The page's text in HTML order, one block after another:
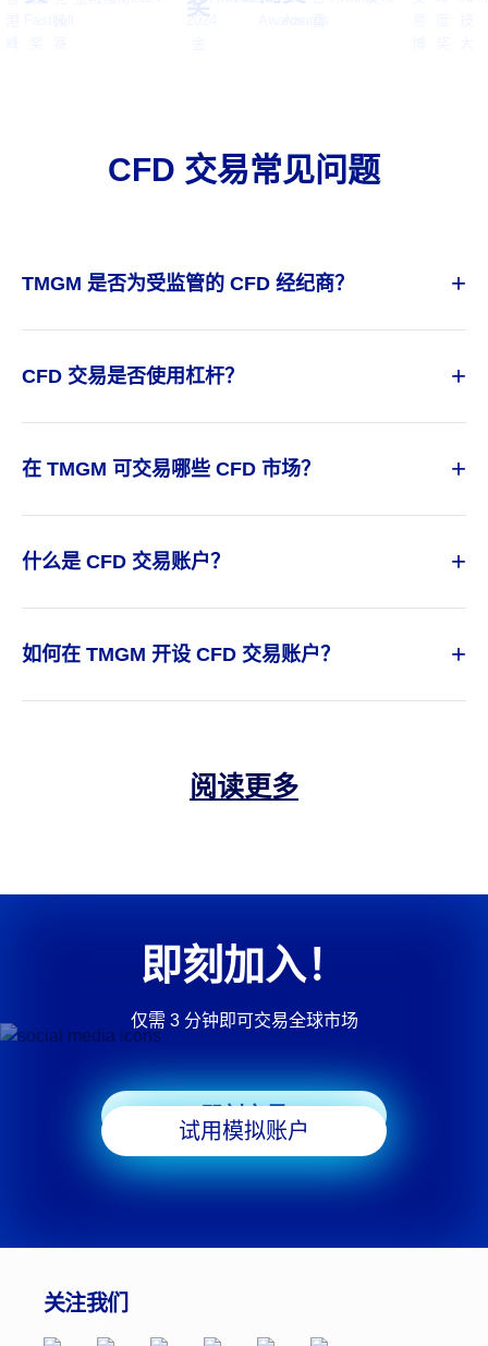
奖
2024
CFD 交易常见问题
TMGM 是否为受监管的 CFD 经纪商？ +
CFD 交易是否使用杠杆？ +
在 TMGM 可交易哪些 CFD 市场？ +
什么是 CFD 交易账户？ +
如何在 TMGM 开设 CFD 交易账户？ +
阅读更多
即刻加入！
仅需 3 分钟即可交易全球市场
即刻交易
试用模拟账户
关注我们